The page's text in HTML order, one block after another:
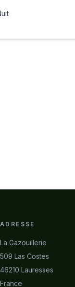
ADRESSE
La Gazouillerie
509 Las Costes
46210 Lauresses
France